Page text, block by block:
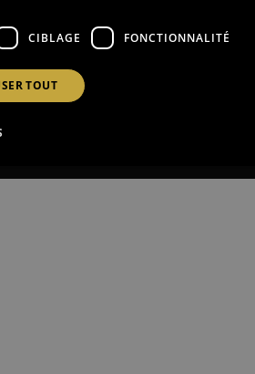
CIBLAGE FONCTIONNALITÉ
TOUT